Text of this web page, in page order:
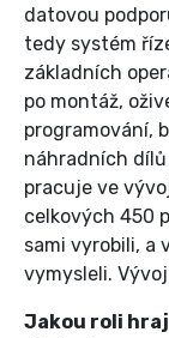
datovou
tedy systém
základních
po montáž,
programování,
náhradních
pracuje ve
celkových 450
sami vyrobili, a
vymysleli.
Jakou roli